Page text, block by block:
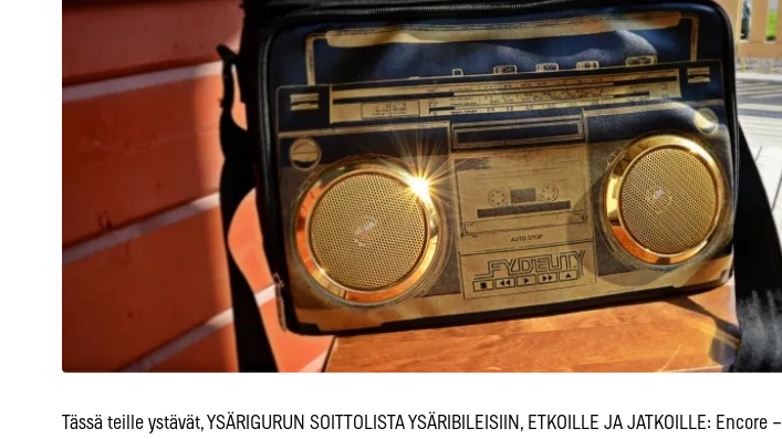
Tässä teille ystävät, YSÄRIGURUN SOITTOLISTA YSÄRIBILEISIIN, ETKOILLE JA JATKOILLE: Encore –